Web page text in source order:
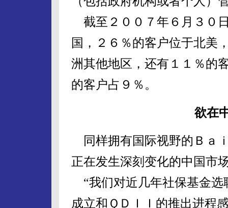
截至２００７年６月３０
国，２６％的客户位于北美
洲其他地区，还有１１％的
的客户占９％。
欲在
同样拥有国际视野的Ｂａ
正在发生深刻变化的中国市
“我们对近几年社保基金选
成立和ＱＤＩＩ的推出进程